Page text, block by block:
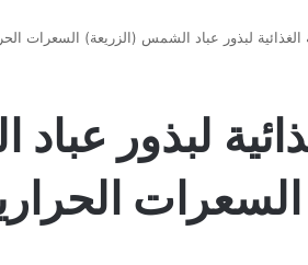
الغذائية لبذور عباد الشمس (الزريعة) السعرات
لبذور